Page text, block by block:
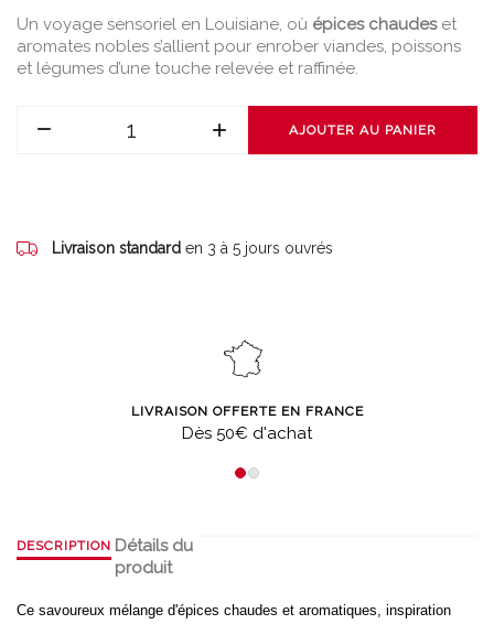
Un voyage sensoriel en Louisiane, où épices chaudeset
aromates nobles s’allient pour enrober viandes, poissons
et légumes d’une touche relevée et raffinée.
AJOUTER AU PANIER
Livraison standard en 3 à 5 jours ouvrés
LIVRAISON OFFERTE EN FRANCE
Dès 50€ d'achat
DESCRIPTION Détails du
produit
Ce savoureux mélange d'épices chaudes et aromatiques, inspiration